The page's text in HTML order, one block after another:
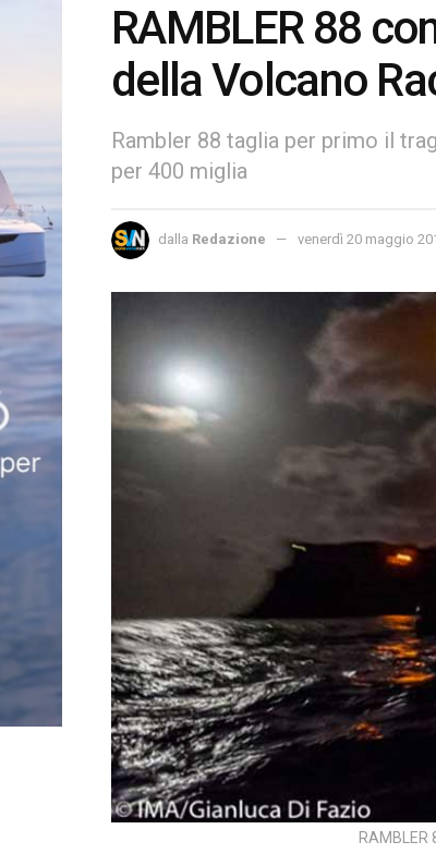
RAMBLER 88
della Volcano
Rambler 88 taglia per primo il
per 400 miglia
dalla Redazione venerdì 20 maggio